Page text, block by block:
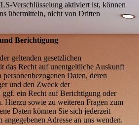
Verschlüsselung aktiviert ist, können
übermitteln, nicht von Dritten
Berichtigung
geltenden gesetzlichen
das Recht auf unentgeltliche Auskunft
personenbezogenen Daten, deren
und den Zweck der
ggf. ein Recht auf Berichtigung oder
Hierzu sowie zu weiteren Fragen zum
Daten können Sie sich jederzeit
angegebenen Adresse an uns wenden.